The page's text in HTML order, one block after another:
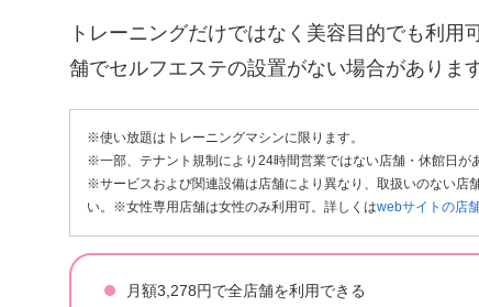
トレーニングだけではなく美容目的でも利
舗でセルフエステの設置がない場合がありま
※使い放題はトレーニングマシンに限ります。
※一部、テナント規制により24時間営業ではない店舗・休館日が
※サービスおよび関連設備は店舗により異なり、取扱いのない店
い。※女性専用店舗は女性のみ利用可。詳しくはwebサイトの店
月額3,278円で全店舗を利用できる